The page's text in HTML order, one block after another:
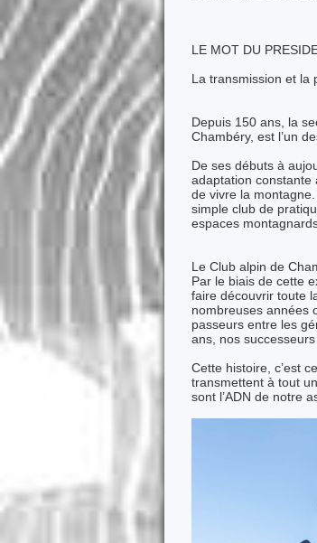
LE MOT DU
La transmission et la
Depuis 150 ans, la
Chambéry, est l’un
De ses débuts à
adaptation constante
de vivre la montagne.
simple club de
espaces
Le Club alpin de
Par le biais de cette
faire découvrir toute
nombreuses années
passeurs entre les
ans, nos
Cette histoire, c’est
transmettent à tout
sont l’ADN de notre